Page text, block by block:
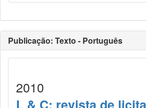
Publicação: Texto - Português
2010